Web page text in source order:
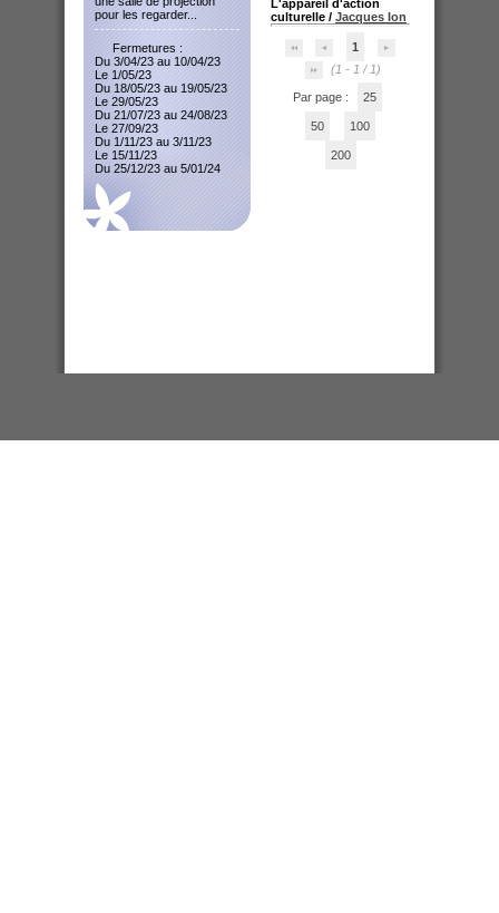
L'appareil d'action
culturelle / Jacques Ion
1
(1 - 1 / 1)
Par page : 25
50 100
200
pour les regarder...
Fermetures :
Du 3/04/23 au 10/04/23
Le 1/05/23
Du 18/05/23 au 19/05/23
Le 29/05/23
Du 21/07/23 au 24/08/23
Le 27/09/23
Du 1/11/23 au 3/11/23
Le 15/11/23
Du 25/12/23 au 5/01/24